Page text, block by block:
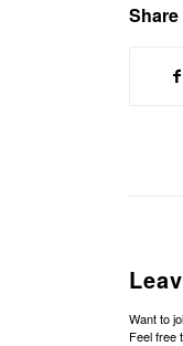
Want to
Feel free